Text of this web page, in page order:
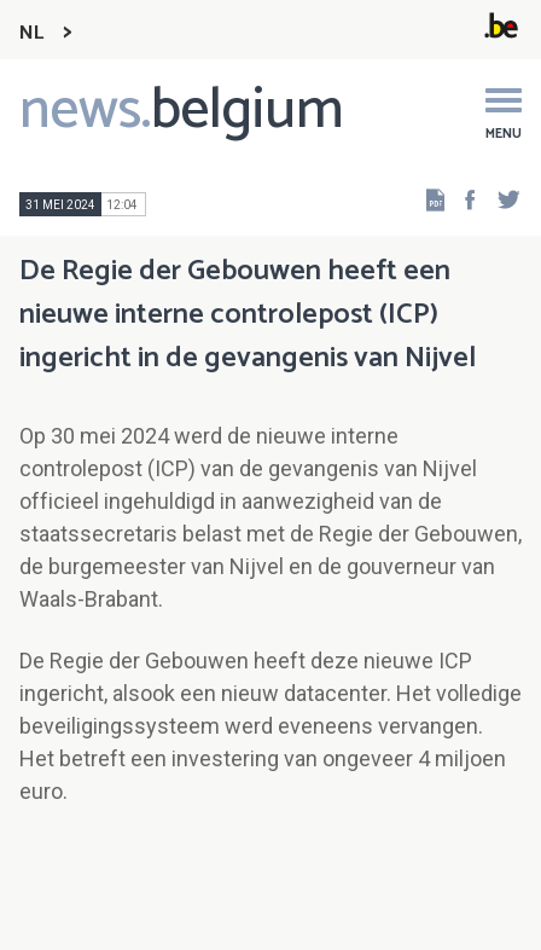
NL
news.belgium MENU
Main
navigation
31 MEI 2024 12:04
De Regie der Gebouwen heeft een
nieuwe interne controlepost (ICP)
ingericht in de gevangenis van Nijvel
Op 30 mei 2024 werd de nieuwe interne
controlepost (ICP) van de gevangenis van Nijvel
officieel ingehuldigd in aanwezigheid van de
staatssecretaris belast met de Regie der Gebouwen,
de burgemeester van Nijvel en de gouverneur van
Waals-Brabant.
De Regie der Gebouwen heeft deze nieuwe ICP
ingericht, alsook een nieuw datacenter. Het volledige
beveiligingssysteem werd eveneens vervangen.
Het betreft een investering van ongeveer 4 miljoen
euro.